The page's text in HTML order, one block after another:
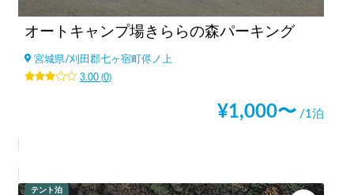
オートキャンプ場きららの森パーキング
宮城県/刈田郡七ヶ宿町侭ノ上
3.00(0)
¥1,000〜 /1泊
テント泊